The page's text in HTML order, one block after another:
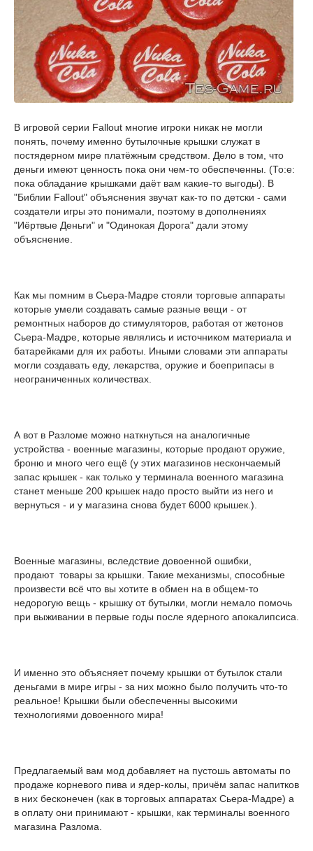
В игровой серии Fallout многие игроки никак не могли
понять, почему именно бутылочные крышки служат в
постядерном мире платёжным средством. Дело в том, что
деньги имеют ценность пока они чем-то обеспеченны. (То:е:
пока обладание крышками даёт вам какие-то выгоды). В
"Библии Fallout" объяснения звучат как-то по детски - сами
создатели игры это понимали, поэтому в дополнениях
"Иёртвые Деньги" и "Одинокая Дорога" дали этому
объяснение.
Как мы помним в Сьера-Мадре стояли торговые аппараты
которые умели создавать самые разные вещи - от
ремонтных наборов до стимуляторов, работая от жетонов
Сьера-Мадре, которые являлись и источником материала и
батарейками для их работы. Иными словами эти аппараты
могли создавать еду, лекарства, оружие и боеприпасы в
неограниченных количествах.
А вот в Разломе можно наткнуться на аналогичные
устройства - военные магазины, которые продают оружие,
броню и много чего ещё (у этих магазинов нескончаемый
запас крышек - как только у терминала военного магазина
станет меньше 200 крышек надо просто выйти из него и
вернуться - и у магазина снова будет 6000 крышек.).
Военные магазины, вследствие довоенной ошибки,
продают товары за крышки. Такие механизмы, способные
произвести всё что вы хотите в обмен на в общем-то
недорогую вещь - крышку от бутылки, могли немало помочь
при выживании в первые годы после ядерного апокалипсиса.
И именно это объясняет почему крышки от бутылок стали
деньгами в мире игры - за них можно было получить что-то
реальное! Крышки были обеспеченны высокими
технологиями довоенного мира!
Предлагаемый вам мод добавляет на пустошь автоматы по
продаже корневого пива и ядер-колы, причём запас напитков
в них бесконечен (как в торговых аппаратах Сьера-Мадре) а
в оплату они принимают - крышки, как терминалы военного
магазина Разлома.